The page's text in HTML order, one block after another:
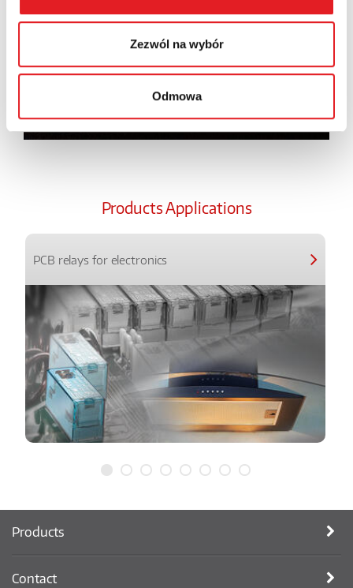
Zezwól na wybór
Odmowa
Products Applications
PCB relays for electronics
Products
Contact